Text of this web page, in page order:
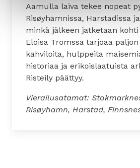
Aamulla laiva tekee nopeat
Risøyhamnissa, Harstadissa
minkä jälkeen jatketaan kohti
Eloisa Tromssa tarjoaa
kahviloita, hulppeita
historiaa ja erikoislaatuista
Risteily päättyy.
Vierailusatamat:
Risøyhamn, Harstad,